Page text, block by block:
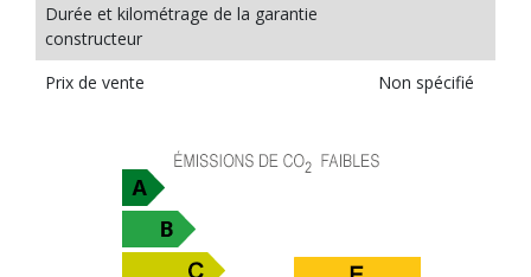
Durée et kilométrage de la garantie
constructeur
Prix de vente
Non spécifié